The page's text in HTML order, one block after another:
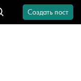
Создать пост